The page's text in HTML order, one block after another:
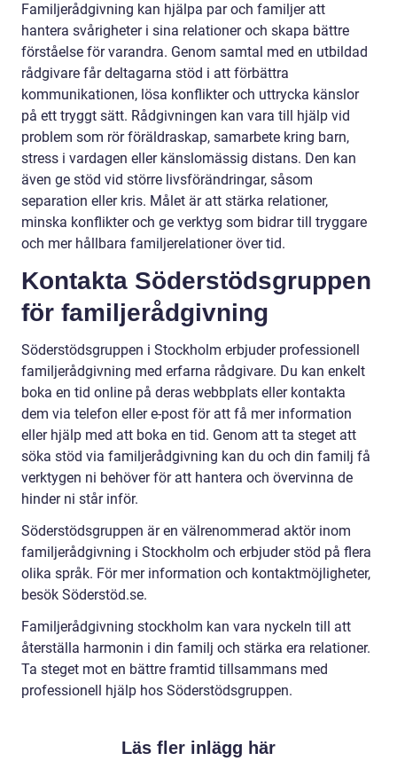
Familjerådgivning kan hjälpa par och familjer att
hantera svårigheter i sina relationer och skapa bättre
förståelse för varandra. Genom samtal med en utbildad
rådgivare får deltagarna stöd i att förbättra
kommunikationen, lösa konflikter och uttrycka känslor
på ett tryggt sätt. Rådgivningen kan vara till hjälp vid
problem som rör föräldraskap, samarbete kring barn,
stress i vardagen eller känslomässig distans. Den kan
även ge stöd vid större livsförändringar, såsom
separation eller kris. Målet är att stärka relationer,
minska konflikter och ge verktyg som bidrar till tryggare
och mer hållbara familjerelationer över tid.
Kontakta Söderstödsgruppen
för familjerådgivning
Söderstödsgruppen i Stockholm erbjuder professionell
familjerådgivning med erfarna rådgivare. Du kan enkelt
boka en tid online på deras webbplats eller kontakta
dem via telefon eller e-post för att få mer information
eller hjälp med att boka en tid. Genom att ta steget att
söka stöd via familjerådgivning kan du och din familj få
verktygen ni behöver för att hantera och övervinna de
hinder ni står inför.
Söderstödsgruppen är en välrenommerad aktör inom
familjerådgivning i Stockholm och erbjuder stöd på flera
olika språk. För mer information och kontaktmöjligheter,
besök Söderstöd.se.
Familjerådgivning stockholm kan vara nyckeln till att
återställa harmonin i din familj och stärka era relationer.
Ta steget mot en bättre framtid tillsammans med
professionell hjälp hos Söderstödsgruppen.
Läs fler inlägg här